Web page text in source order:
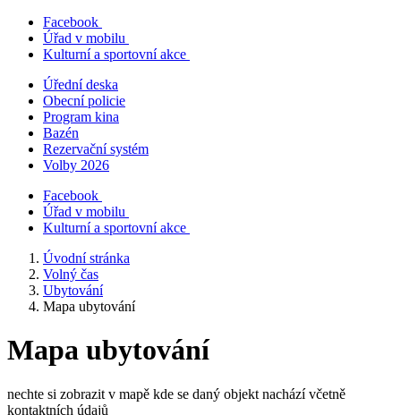
Facebook
Úřad v mobilu
Kulturní a sportovní akce
Úřední deska
Obecní policie
Program kina
Bazén
Rezervační systém
Volby 2026
Facebook
Úřad v mobilu
Kulturní a sportovní akce
Úvodní stránka
Volný čas
Ubytování
Mapa ubytování
Mapa ubytování
nechte si zobrazit v mapě kde se daný objekt nachází včetně
kontaktních údajů